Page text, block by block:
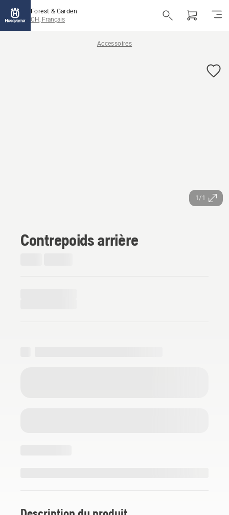
Forest & Garden
CH, Français
Accessoires
1/1
Contrepoids arrière